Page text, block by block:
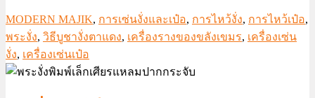
MODERN MAJIK, การเซ่นงั่งและเป๋อ, การไหว้งั่ง, การไหว้เป๋อ,
พระงั่ง, วิธีบูชางั่งตาแดง, เครื่องรางของขลังเขมร, เครื่องเซ่น
งั่ง, เครื่องเซ่นเป๋อ